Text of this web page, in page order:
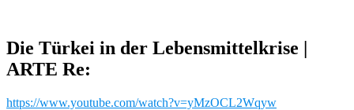
Die Türkei in der Lebensmittelkrise |
ARTE Re:
https://www.youtube.com/watch?v=yMzOCL2Wqyw